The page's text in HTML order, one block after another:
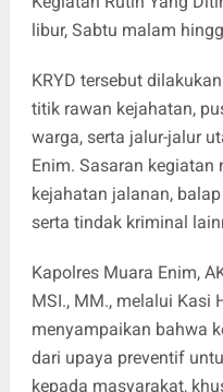
libur, Sabtu malam
KRYD tersebut
titik rawan kejahatan,
warga, serta jalur-jalur
Enim. Sasaran
kejahatan jalanan,
serta tindak kriminal
Kapolres Muara Enim,
MSI., MM., melalui Kasi
menyampaikan bahwa
dari upaya preventif
kepada masyarakat,